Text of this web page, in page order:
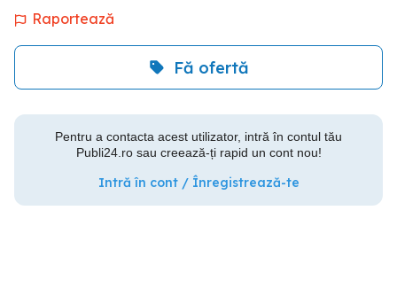
Raportează
Fă ofertă
Pentru a contacta acest utilizator, intră în contul tău
Publi24.ro sau creează-ți rapid un cont nou!
Intră în cont / Înregistrează-te